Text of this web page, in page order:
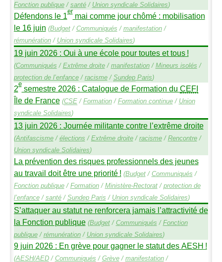
Fonction publique/ santé/ Union syndicale Solidaires)
Défendons le 1ermai comme jour chômé : mobilisation
le 16 juin (Budget/ Communiqués / manifestation/
rémunération/ Union syndicale Solidaires)
19 juin 2026 : Oui à une école pour toutes et tous !
(Communiqués / Extrême droite/ manifestation/ Mineurs isolés /
protection de l’enfance/ racisme/ SundepParis)
2esemestre 2026 : Catalogue de Formation du CEFI
Île de France (CSE/ Formation/ Formation continue/ Union
syndicale Solidaires)
13 juin 2026 : Journée militante contre l’extrême droite
(Antifascisme/ élections / Extrême droite/ racisme/ Rencontre/
Union syndicale Solidaires)
La prévention des risques professionnels des jeunes
au travail doit être une priorité ! (Budget/ Communiqués /
Fonction publique/ Formation/ Ministère-Rectorat/ protection de
l’enfance/ santé/ SundepParis / Union syndicale Solidaires)
S’attaquer au statut ne renforcera jamais l’attractivité de
la Fonction publique (Budget/ Communiqués / Fonction
publique/ rémunération/ Union syndicale Solidaires)
9 juin 2026 : En grève pour gagner le statut des AESH !
(AESH/AED/ Communiqués / Grève/ manifestation/